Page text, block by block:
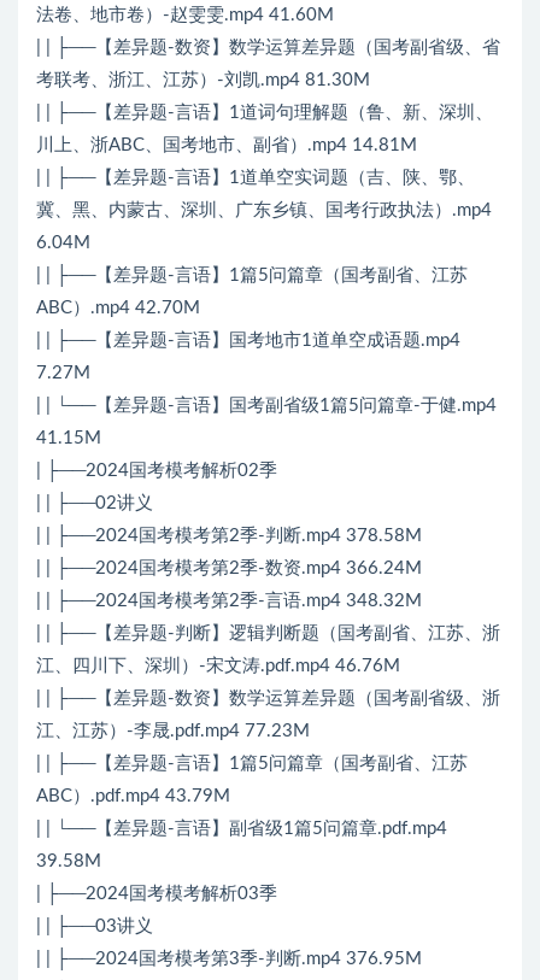
法卷、地市卷）-赵雯雯.mp4 41.60M
| | ├──【差异题-数资】数学运算差异题（国考副省级、省
考联考、浙江、江苏）-刘凯.mp4 81.30M
| | ├──【差异题-言语】1道词句理解题（鲁、新、深圳、
川上、浙ABC、国考地市、副省）.mp4 14.81M
| | ├──【差异题-言语】1道单空实词题（吉、陕、鄂、
冀、黑、内蒙古、深圳、广东乡镇、国考行政执法）.mp4
6.04M
| | ├──【差异题-言语】1篇5问篇章（国考副省、江苏
ABC）.mp4 42.70M
| | ├──【差异题-言语】国考地市1道单空成语题.mp4
7.27M
| | └──【差异题-言语】国考副省级1篇5问篇章-于健.mp4
41.15M
| ├──2024国考模考解析02季
| | ├──02讲义
| | ├──2024国考模考第2季-判断.mp4 378.58M
| | ├──2024国考模考第2季-数资.mp4 366.24M
| | ├──2024国考模考第2季-言语.mp4 348.32M
| | ├──【差异题-判断】逻辑判断题（国考副省、江苏、浙
江、四川下、深圳）-宋文涛.pdf.mp4 46.76M
| | ├──【差异题-数资】数学运算差异题（国考副省级、浙
江、江苏）-李晟.pdf.mp4 77.23M
| | ├──【差异题-言语】1篇5问篇章（国考副省、江苏
ABC）.pdf.mp4 43.79M
| | └──【差异题-言语】副省级1篇5问篇章.pdf.mp4
39.58M
| ├──2024国考模考解析03季
| | ├──03讲义
| | ├──2024国考模考第3季-判断.mp4 376.95M